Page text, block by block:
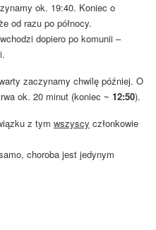
ok. 19:40. Koniec o
od razu po północy.
dopiero po komunii –
zaczynamy chwilę później. O
ok. 20 minut (koniec ~ 12:50).
z tym wszyscy członkowie
choroba jest jedynym